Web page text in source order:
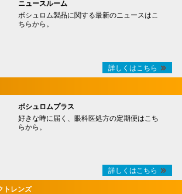
ニュースルーム
ボシュロム製品に関する最新のニュースはこ
ちらから。
詳しくはこちら
ボシュロムプラス
好きな時に届く、眼科医処方の定期便はこち
らから。
詳しくはこちら
トレンズ